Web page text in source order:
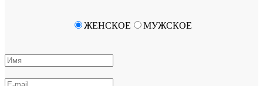
ЖЕНСКОЕ МУЖСКОЕ